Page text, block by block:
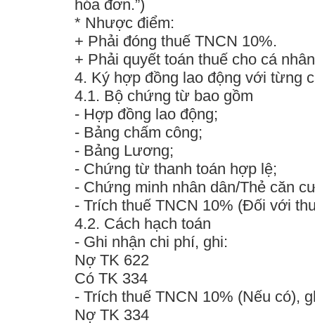
hóa đơn.”)
* Nhược điểm:
+ Phải đóng thuế TNCN 10%.
+ Phải quyết toán thuế cho cá
4. Ký hợp đồng lao động với từng
4.1. Bộ chứng từ bao gồm
- Hợp đồng lao động;
- Bảng chấm công;
- Bảng Lương;
- Chứng từ thanh toán hợp lệ;
- Chứng minh nhân dân/Thẻ căn
- Trích thuế TNCN 10% (Đối với
4.2. Cách hạch toán
- Ghi nhận chi phí, ghi:
Nợ TK 622
Có TK 334
- Trích thuế TNCN 10% (Nếu có),
Nợ TK 334